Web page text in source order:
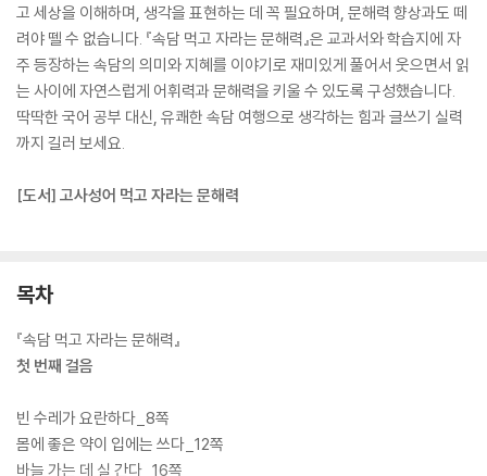
고 세상을 이해하며, 생각을 표현하는 데 꼭 필요하며, 문해력 향상과도 떼
려야 뗄 수 없습니다. 『속담 먹고 자라는 문해력』은 교과서와 학습지에 자
주 등장하는 속담의 의미와 지혜를 이야기로 재미있게 풀어서 웃으면서 읽
는 사이에 자연스럽게 어휘력과 문해력을 키울 수 있도록 구성했습니다.
딱딱한 국어 공부 대신, 유쾌한 속담 여행으로 생각하는 힘과 글쓰기 실력
까지 길러 보세요.
[도서] 고사성어 먹고 자라는 문해력
목차
『속담 먹고 자라는 문해력』
첫 번째 걸음
빈 수레가 요란하다_8쪽
몸에 좋은 약이 입에는 쓰다_12쪽
바늘 가는 데 실 간다_16쪽